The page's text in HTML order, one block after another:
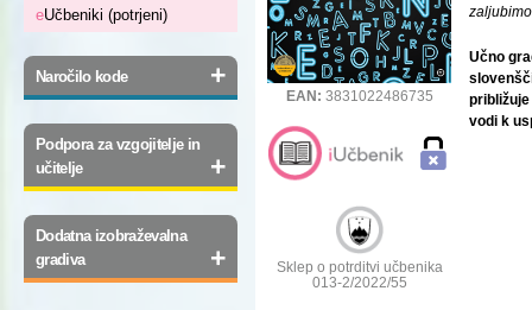
eUčbeniki (potrjeni)
Naročilo kode +
Podpora za vzgojitelje in
učitelje
+
Dodatna izobraževalna
gradiva
+
EAN: 3831022486735
Sklep o potrditvi učbenika
013-2/2022/55
Učno
vodi k